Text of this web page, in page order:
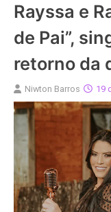
Rayssa e
de Pai”,
retorno da
Niwton Barros 19